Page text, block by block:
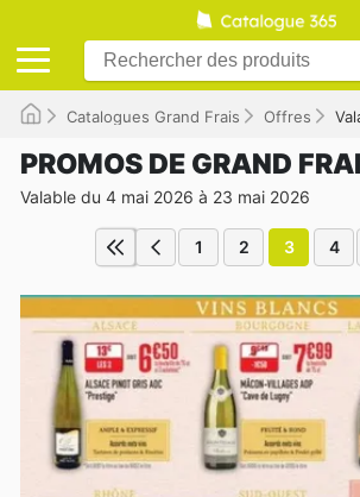
Catalogues Grand Frais Offres
PROMOS DE GRAND
Valable du 4 mai 2026 à 23 mai 2026
1 2 3 4